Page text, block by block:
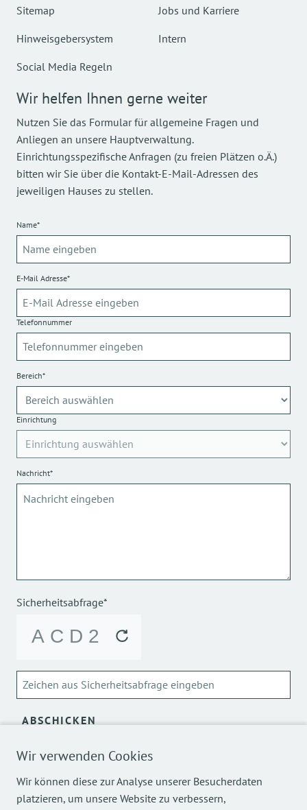
Wir verwenden Cookies
Wir können diese zur Analyse unserer Besucherdaten
platzieren, um unsere Website zu verbessern,
Sitemap
Hinweisgebersystem
Social Media Regeln
Jobs und Karriere
Intern
Wir helfen Ihnen gerne weiter
Nutzen Sie das Formular für allgemeine Fragen und
Anliegen an unsere Hauptverwaltung.
Einrichtungsspezifische Anfragen (zu freien Plätzen o.Ä.)
bitten wir Sie über die Kontakt-E-Mail-Adressen des
jeweiligen Hauses zu stellen.
Name*
E-Mail Adresse*
Telefonnummer
Bereich*
Einrichtung
Nachricht*
Sicherheitsabfrage*
ABSCHICKEN
Über die Verarbeitung meiner personenbezogenen Daten